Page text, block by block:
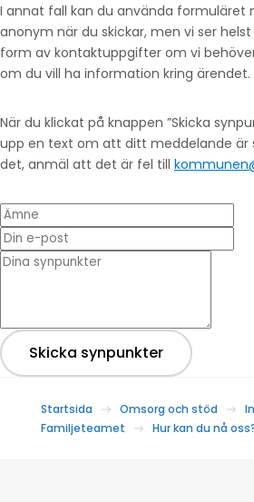
I annat fall kan du använda formuläret
anonym när du skickar, men vi ser
form av kontaktuppgifter om vi
om du vill ha information kring ärendet.
När du klickat på knappen ”Skicka
upp en text om att ditt meddelande är
det, anmäl att det är fel till
Ämne
Din e-post
* Dina synpunkter
Skicka synpunkter
Startsida Omsorg och stöd
Familjeteamet
Hur kan du nå